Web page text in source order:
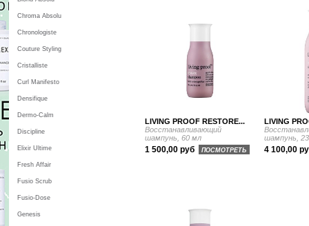
LIVING PROOF RESTORE...
Восстанавливающий
шампунь, 60 мл
1 500,00 руб ПОСМОТРЕТЬ
LIVING
шампунь,
4 100,00
Chroma Absolu
Chronologiste
Couture Styling
Cristalliste
Curl Manifesto
Densifique
Dermo-Calm
Discipline
Elixir Ultime
Fresh Affair
Fusio Scrub
Fusio-Dose
Genesis